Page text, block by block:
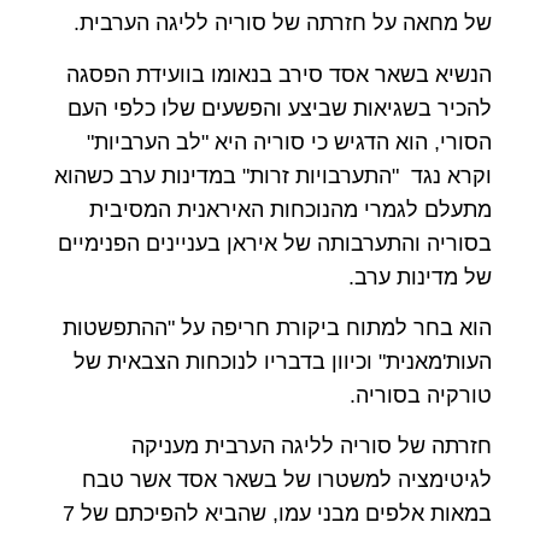
של מחאה על חזרתה של סוריה לליגה הערבית.
הנשיא בשאר אסד סירב בנאומו בוועידת הפסגה
להכיר בשגיאות שביצע והפשעים שלו כלפי העם
הסורי, הוא הדגיש כי סוריה היא "לב הערביות"
וקרא נגד "התערבויות זרות" במדינות ערב כשהוא
מתעלם לגמרי מהנוכחות האיראנית המסיבית
בסוריה והתערבותה של איראן בעניינים הפנימיים
של מדינות ערב.
הוא בחר למתוח ביקורת חריפה על "ההתפשטות
העות'מאנית" וכיוון בדבריו לנוכחות הצבאית של
טורקיה בסוריה.
חזרתה של סוריה לליגה הערבית מעניקה
לגיטימציה למשטרו של בשאר אסד אשר טבח
במאות אלפים מבני עמו, שהביא להפיכתם של 7